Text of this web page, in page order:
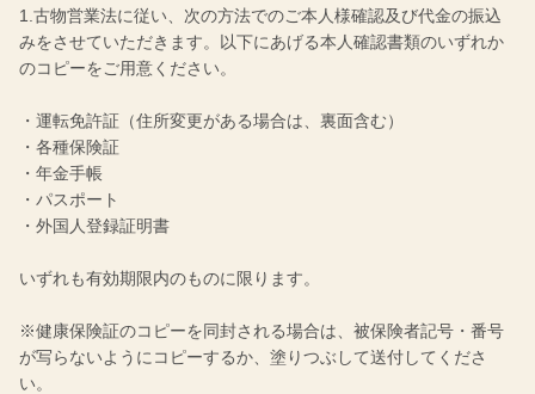
1.古物営業法に従い、次の方法でのご本人様確認及び代金の振込
みをさせていただきます。以下にあげる本人確認書類のいずれか
のコピーをご用意ください。
・運転免許証（住所変更がある場合は、裏面含む）
・各種保険証
・年金手帳
・パスポート
・外国人登録証明書
いずれも有効期限内のものに限ります。
※健康保険証のコピーを同封される場合は、被保険者記号・番号
が写らないようにコピーするか、塗りつぶして送付してくださ
い。